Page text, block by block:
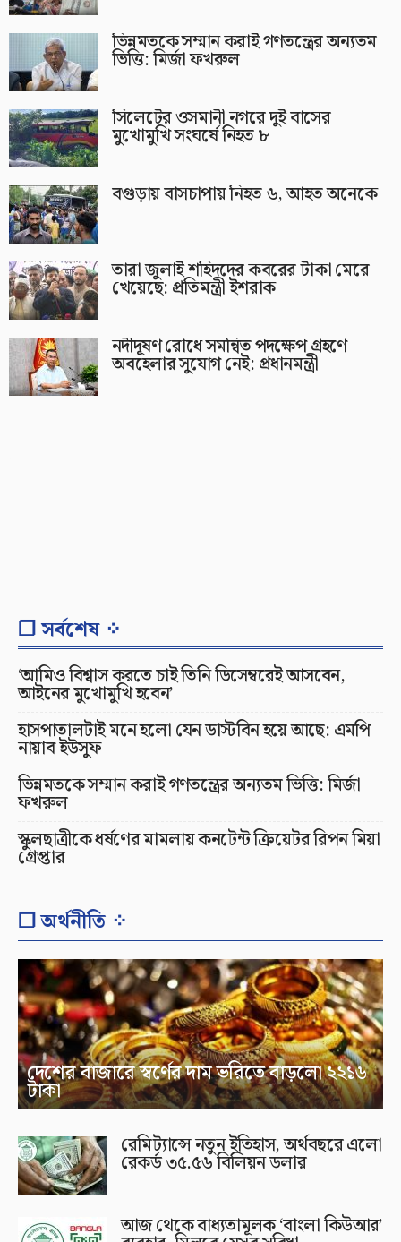
ভিন্নমতকে সম্মান করাই গণতন্ত্রের অন্যতম
ভিত্তি: মির্জা ফখরুল
সিলেটের ওসমানী নগরে দুই বাসের
মুখোমুখি সংঘর্ষে নিহত ৮
বগুড়ায় বাসচাপায় নিহত ৬, আহত অনেকে
তারা জুলাই শহিদদের কবরের টাকা মেরে
খেয়েছে: প্রতিমন্ত্রী ইশরাক
নদীদূষণ রোধে সমন্বিত পদক্ষেপ গ্রহণে
অবহেলার সুযোগ নেই: প্রধানমন্ত্রী
❐ সর্বশেষ ⁘
‘আমিও বিশ্বাস করতে চাই তিনি ডিসেম্বরেই আসবেন,
আইনের মুখোমুখি হবেন’
হাসপাতালটাই মনে হলো যেন ডাস্টবিন হয়ে আছে: এমপি
নায়াব ইউসুফ
ভিন্নমতকে সম্মান করাই গণতন্ত্রের অন্যতম ভিত্তি: মির্জা
ফখরুল
স্কুলছাত্রীকে ধর্ষণের মামলায় কনটেন্ট ক্রিয়েটর রিপন মিয়া
গ্রেপ্তার
❐ অর্থনীতি ⁘
দেশের বাজারে স্বর্ণের দাম ভরিতে বাড়লো ২২১৬
টাকা
রেমিট্যান্সে নতুন ইতিহাস, অর্থবছরে এলো
রেকর্ড ৩৫.৫৬ বিলিয়ন ডলার
আজ থেকে বাধ্যতামূলক ‘বাংলা কিউআর’